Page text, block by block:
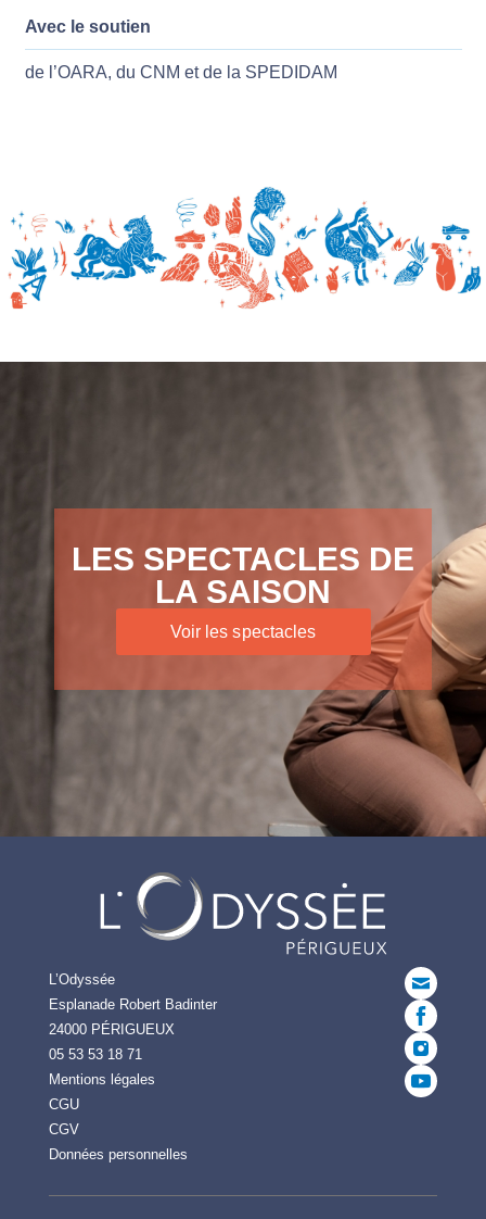
Avec le soutien
de l’OARA, du CNM et de la SPEDIDAM
LES SPECTACLES DE
LA SAISON
Voir les spectacles
L’Odyssée
Esplanade Robert Badinter
24000 PÉRIGUEUX
05 53 53 18 71
Mentions légales
CGU
CGV
Données personnelles